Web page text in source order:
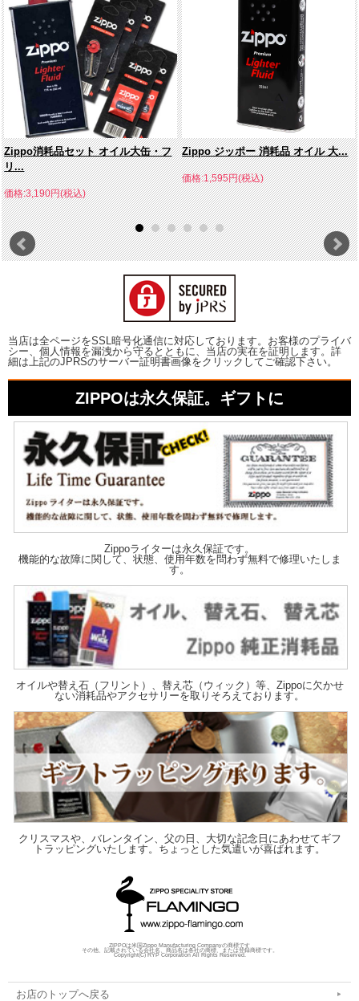
Zippo消耗品セット オイル大缶・フ
リ...
価格:3,190円(税込)
Zippo ジッポー 消耗品 オイル 大...
価格:1,595円(税込)
当店は全ページをSSL暗号化通信に対応しております。お客様のプライバ
シー、個人情報を漏洩から守るとともに、当店の実在を証明します。詳
細は上記のJPRSのサーバー証明書画像をクリックしてご確認下さい。
ZIPPOは永久保証。ギフトに
Zippoライターは永久保証です。
機能的な故障に関して、状態、使用年数を問わず無料で修理いたしま
す。
オイルや替え石（フリント）、替え芯（ウィック）等、Zippoに欠かせ
ない消耗品やアクセサリーを取りそろえております。
クリスマスや、バレンタイン、父の日、大切な記念日にあわせてギフ
トラッピングいたします。ちょっとした気遣いが喜ばれます。
ZIPPOは米国Zippo Manufacturing Companyの商標です
その他、記載されている会社名、商品名は各社の商標、または登録商標です。
Copyright(C) RYP Corporation All Rights Reserved.
お店のトップへ戻る